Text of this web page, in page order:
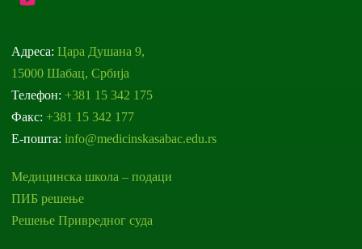
Адреса:Цара Душана 9,
15000 Шабац, Србија
Телефон: +381 15 342 175
Факс: +381 15 342 177
Е-пошта:info@medicinskasabac.edu.rs
Медицинска школа – подаци
ПИБ решење
Решење Привредног суда